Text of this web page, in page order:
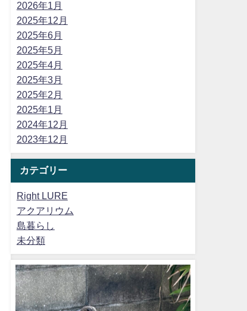
2026年1月
2025年12月
2025年6月
2025年5月
2025年4月
2025年3月
2025年2月
2025年1月
2024年12月
2023年12月
カテゴリー
Right LURE
アクアリウム
島暮らし
未分類